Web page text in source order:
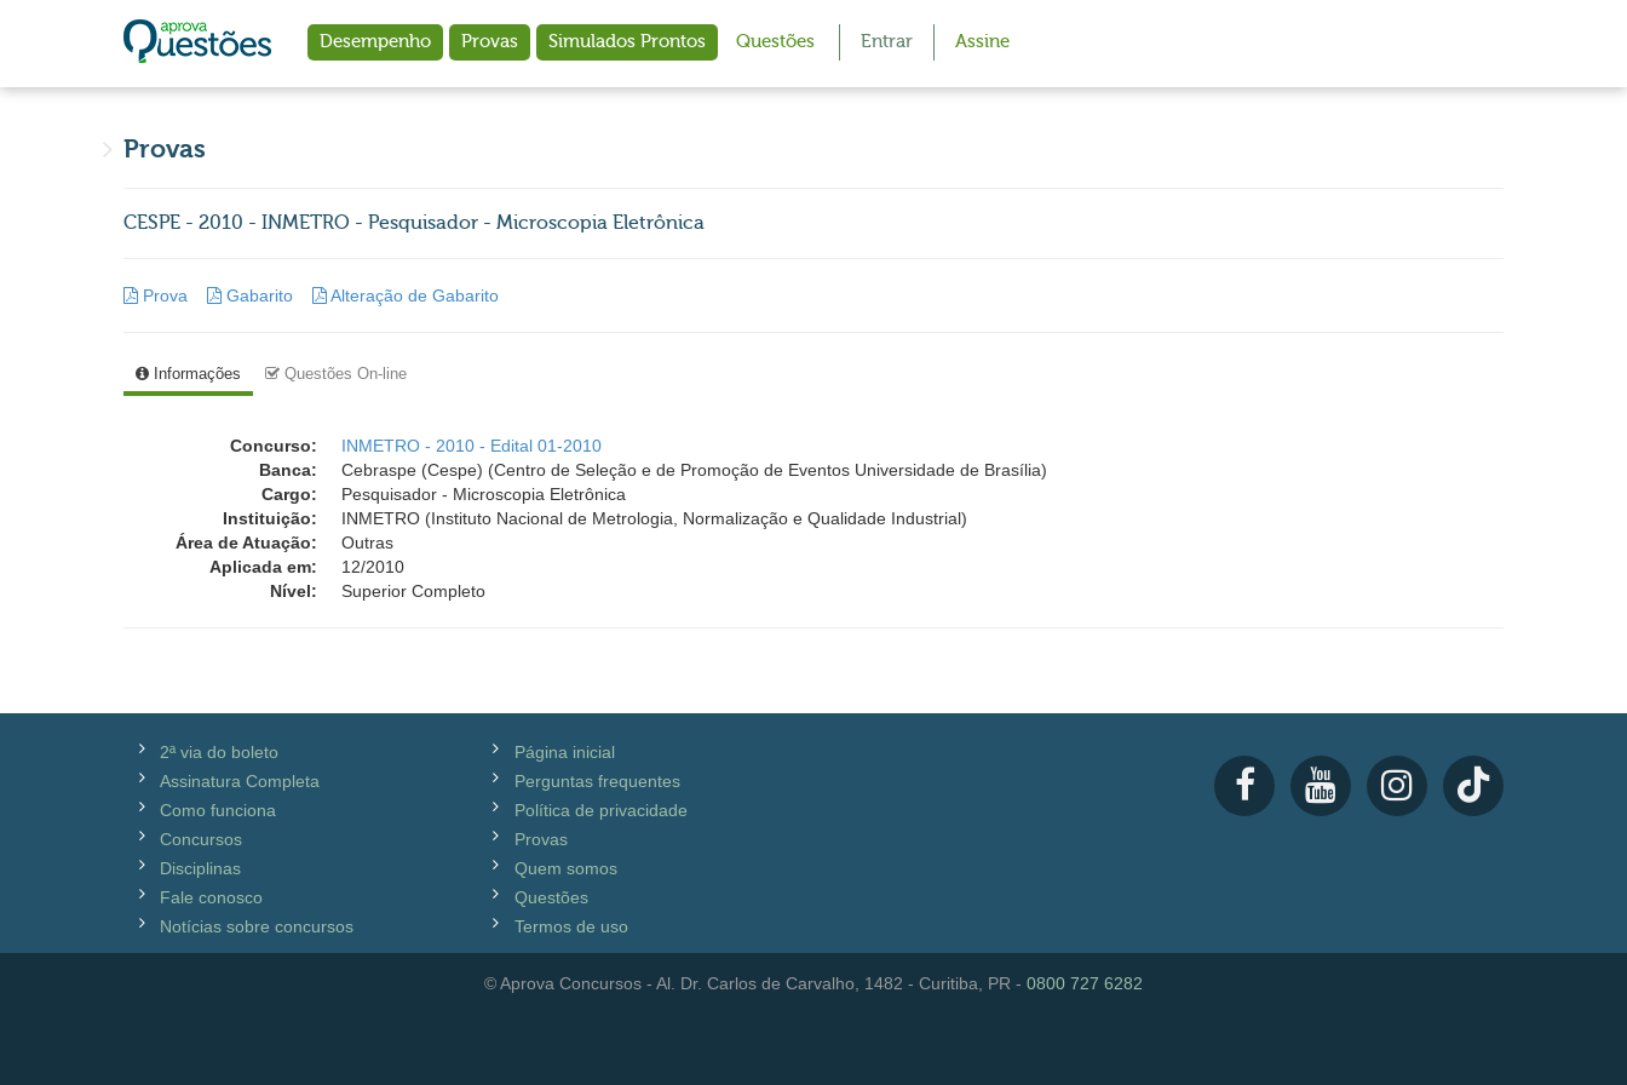
Desempenho Provas Simulados Prontos Questões Entrar Assine
Provas
CESPE - 2010 - INMETRO - Pesquisador - Microscopia Eletrônica
Prova Gabarito Alteração de Gabarito
Informações Questões On-line
Concurso:
INMETRO - 2010 - Edital 01-2010
Banca:
Cebraspe (Cespe) (Centro de Seleção e de Promoção de Eventos Universidade de Brasília)
Cargo:
Pesquisador - Microscopia Eletrônica
Instituição:
INMETRO (Instituto Nacional de Metrologia, Normalização e Qualidade Industrial)
Área de Atuação:
Outras
Aplicada em:
12/2010
Nível:
Superior Completo
2ª via do boleto
Assinatura Completa
Como funciona
Concursos
Disciplinas
Fale conosco
Notícias sobre concursos
Página inicial
Perguntas frequentes
Política de privacidade
Provas
Quem somos
Questões
Termos de uso
© Aprova Concursos - Al. Dr. Carlos de Carvalho, 1482 - Curitiba, PR - 0800 727 6282